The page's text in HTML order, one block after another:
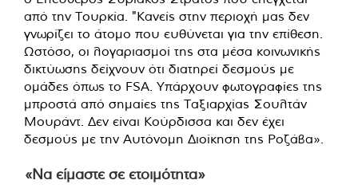
από την Τουρκία. "Κανείς στην περιοχή μας δεν
γνωρίζει το άτομο που ευθύνεται για την επίθεση.
Ωστόσο, οι λογαριασμοί της στα μέσα κοινωνικής
δικτύωσης δείχνουν ότι διατηρεί δεσμούς με
ομάδες όπως το FSA. Υπάρχουν φωτογραφίες της
μπροστά από σημαίες της Ταξιαρχίας Σουλτάν
Μουράντ. Δεν είναι Κούρδισσα και δεν έχει
δεσμούς με την Αυτόνομη Διοίκηση της Ροζάβα».
«Να είμαστε σε ετοιμότητα»